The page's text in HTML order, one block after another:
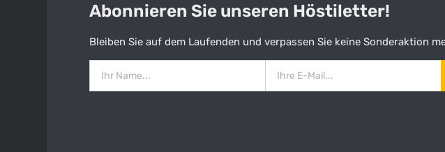
Abonnieren Sie unseren Höstiletter!
Bleiben Sie auf dem Laufenden und verpassen Sie keine Sonderaktion